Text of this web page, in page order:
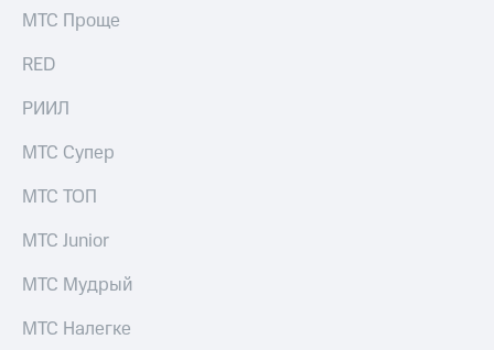
Акционерный
акций
Описание
приобретения
Порядок
выкупа
акций
Рынок
МТС Проще
RED
РИИЛ
МТС Супер
МТС ТОП
МТС Junior
МТС Мудрый
МТС Налегке